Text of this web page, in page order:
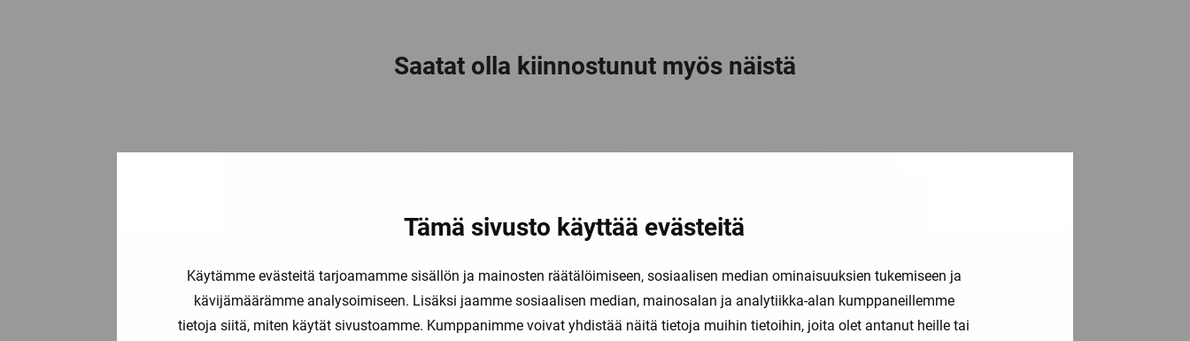
Tämä sivusto käyttää evästeitä
Käytämme evästeitä tarjoamamme sisällön ja mainosten räätälöimiseen, sosiaalisen median ominaisuuksien tukemiseen ja
kävijämäärämme analysoimiseen. Lisäksi jaamme sosiaalisen median, mainosalan ja analytiikka-alan kumppaneillemme
tietoja siitä, miten käytät sivustoamme. Kumppanimme voivat yhdistää näitä tietoja muihin tietoihin, joita olet antanut heille tai
Saatat olla kiinnostunut myös näistä
3RV2011-0JA10 3RV2011-0DA20 3RV2011-0FA20 3RV2011-0GA10